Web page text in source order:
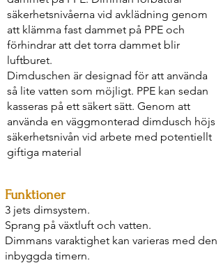
säkerhetsnivåerna vid avklädning genom
att klämma fast dammet på PPE och
förhindrar att det torra dammet blir
luftburet.
Dimduschen är designad för att använda
så lite vatten som möjligt. PPE kan sedan
kasseras på ett säkert sätt. Genom att
använda en väggmonterad dimdusch höjs
säkerhetsnivån vid arbete med potentiellt
giftiga material
Funktioner
3 jets dimsystem.
Sprang på växtluft och vatten.
Dimmans varaktighet kan varieras med den
inbyggda timern.